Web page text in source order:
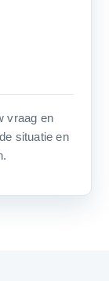
vraag en
situatie en